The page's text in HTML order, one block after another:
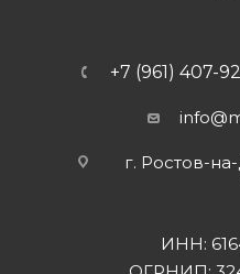
+7 (961) 407-
г. Ростов-
ИНН: